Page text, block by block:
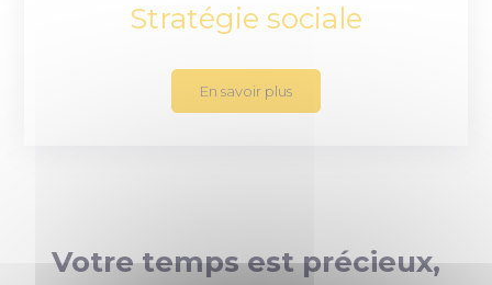
Stratégie sociale
En savoir plus
Votre temps est précieux,